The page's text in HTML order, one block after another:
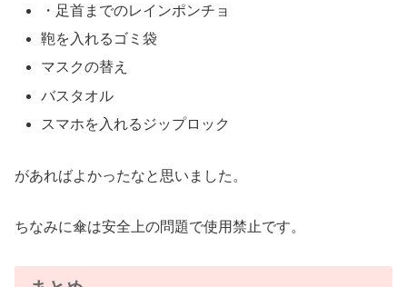
・足首までのレインポンチョ
鞄を入れるゴミ袋
マスクの替え
バスタオル
スマホを入れるジップロック
があればよかったなと思いました。
ちなみに傘は安全上の問題で使用禁止です。